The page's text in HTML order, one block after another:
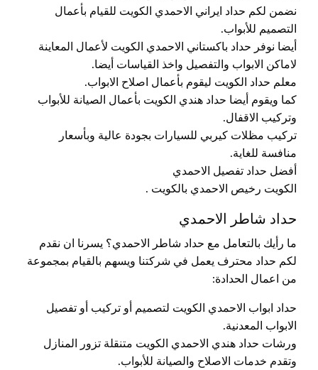
نضمن لكم حداد ايراني الاحمدي الكويت للقيام بأعمال
التصميم للأبواب.
أيضا نوفر حداد باكستاني الاحمدي الكويت لأعمال المعاينة
لاماكن الابواب والتفصيل واخذ القياسات أيضا.
معلم حداد الكويت ليقوم بأعمال اصلاح الابواب.
كما ويقوم أيضا حداد هندي الكويت بأعمال الصيانة للأبواب
وتركيب الاقفال.
تركيب مظلات كيربي للسيارات بجودة عالية وبأسعار
منافسة للغاية.
أفضل حداد تفصيل الاحمدي
الكويت رخيص الاحمدي بالكويت .
حداد شاطر الاحمدي
ما رأيك بالتعامل مع حداد شاطر الاحمدي؟ يسرنا ان نقدم
لكم حداد محترف يعمل في شركتنا ويسهم بالقيام بمجموعة
من اعمال الحدادة:
حداد ابواب الاحمدي الكويت لتصميم أو تركيب أو تفصيل
الابواب المعدنية.
ورشات حداد هندي الاحمدي الكويت متنقلة تزور المنازل
وتقدم خدمات الاصلاح والصيانة للأبواب.